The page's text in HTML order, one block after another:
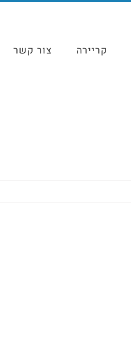
קריירה צור קשר